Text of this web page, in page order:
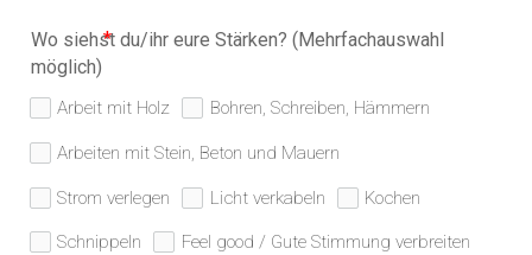
Wo siehst du/ihr eure Stärken? (Mehrfachauswahl
möglich)
Arbeit mit Holz Bohren, Schreiben, Hämmern
Arbeiten mit Stein, Beton und Mauern
Strom verlegen Licht verkabeln Kochen
Schnippeln Feel good / Gute Stimmung verbreiten